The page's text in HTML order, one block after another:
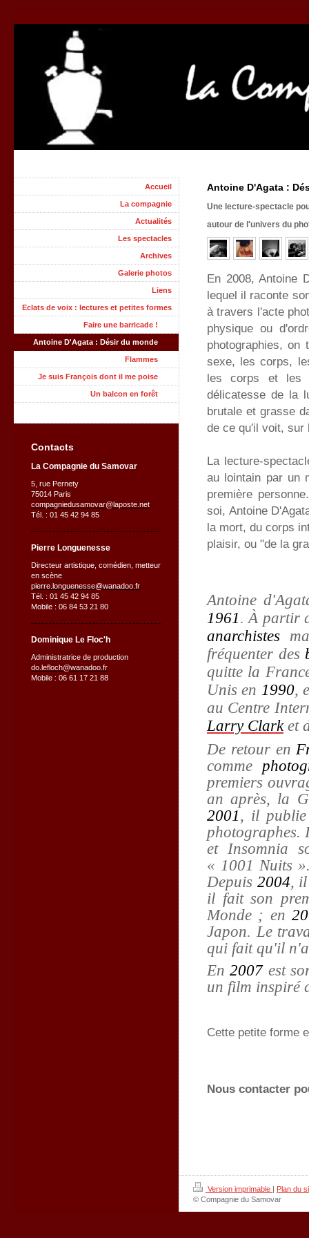
Antoine D'Agata :
Une lecture-spectacle
autour de l'univers du
En 2008, Antoine
lequel il raconte
à travers l'acte
physique ou
photographies,
sexe, les corps,
les corps et les
délicatesse de la
brutale et grasse
de ce qu'il voit, sur
La lecture-
au lointain par un
première
soi, Antoine
la mort, du corps
plaisir, ou "de la
Antoine
1961. À partir
anarchistes
fréquenter des
quitte la
Unis en 1990,
au Centre
Larry Clarket
De retour en
comme
premiers
an après, la
2001, il
photographes.
et Insomnia
« 1001 Nuits
Depuis 2004,
il fait son
Monde ; en
Japon. Le
qui fait qu'il n'a
En2007est
un film inspiré
Cette petite forme
Nous contacter
Accueil
La compagnie
Actualités
Les spectacles
Archives
Galerie photos
Liens
Eclats de voix : lectures et petites formes
Faire une barricade !
Antoine D'Agata : Désir du monde
Flammes
Je suis François dont il me poise
Un balcon en forêt
Contacts
La Compagnie du Samovar
5, rue Pernety
75014 Paris
compagniedusamovar@laposte.net
Tél. : 01 45 42 94 85
Pierre Longuenesse
Directeur artistique, comédien, metteur
en scène
pierre.longuenesse@wanadoo.fr
Tél. : 01 45 42 94 85
Mobile : 06 84 53 21 80
Dominique Le Floc'h
Administratrice de production
do.lefloch@wanadoo.fr
Mobile : 06 61 17 21 88
Version imprimable | Plan du
© Compagnie du Samovar